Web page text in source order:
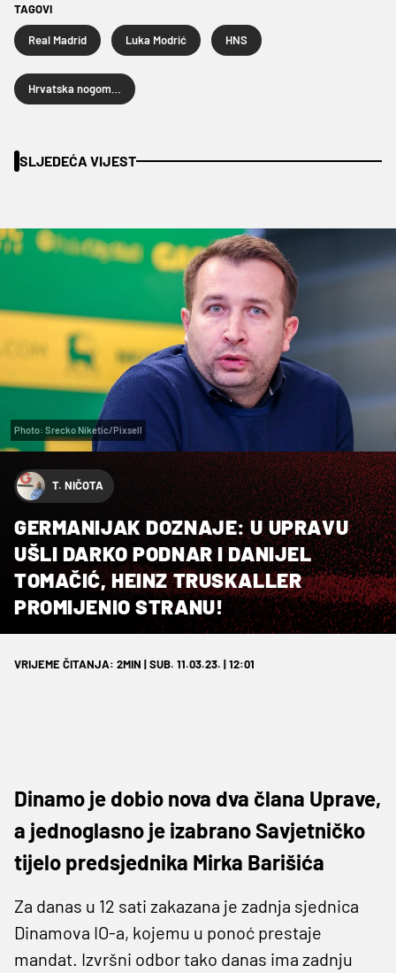
TAGOVI
Real Madrid Luka Modrić HNS
SLJEDEĆA VIJEST
Photo: Srecko Niketic/Pixsell
T. NIČOTA
GERMANIJAK DOZNAJE: U UPRAVU
UŠLI DARKO PODNAR I DANIJEL
TOMAČIĆ, HEINZ TRUSKALLER
PROMIJENIO STRANU!
VRIJEME ČITANJA: 2MIN | SUB. 11.03.23. | 12:01
Dinamo je dobio nova dva člana Uprave,
a jednoglasno je izabrano Savjetničko
tijelo predsjednika Mirka Barišića
Za danas u 12 sati zakazana je zadnja sjednica
Dinamova IO-a, kojemu u ponoć prestaje
mandat. Izvršni odbor tako danas ima zadnju